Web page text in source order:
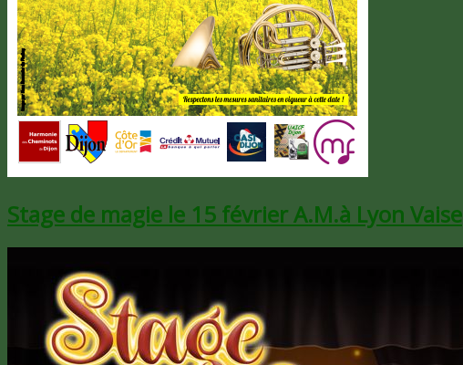
Stage de magie le 15 février A.M.à Lyon Vaise